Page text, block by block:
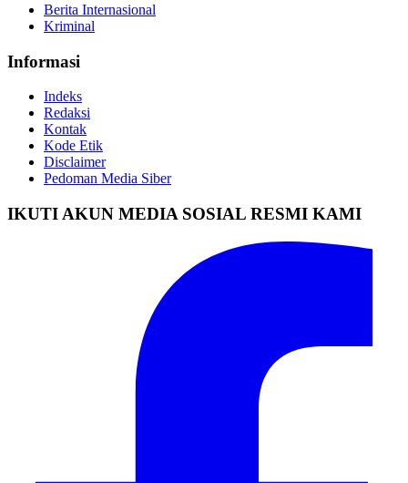
Berita Internasional
Kriminal
Informasi
Indeks
Redaksi
Kontak
Kode Etik
Disclaimer
Pedoman Media Siber
IKUTI AKUN MEDIA SOSIAL RESMI KAMI